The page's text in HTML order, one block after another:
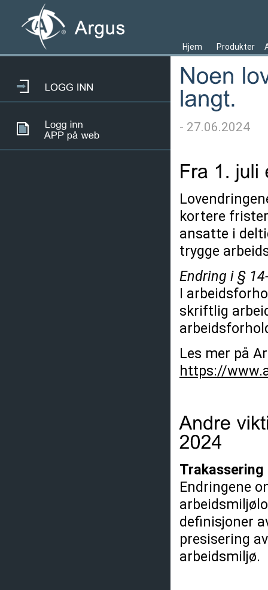
Hjem Produkter
- 27.06.2024
kortere
ansatte i
trygge
Endring i §
I
skriftlig
Les mer på
https://
Trakassering
Endringene
definisjoner
presisering
arbeidsmiljø.